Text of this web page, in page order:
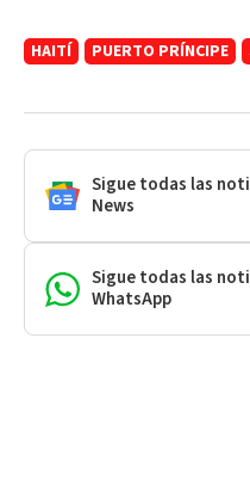
HAITÍ PUERTO PRÍNCIPE
Sigue todas las
News
Sigue todas las
WhatsApp